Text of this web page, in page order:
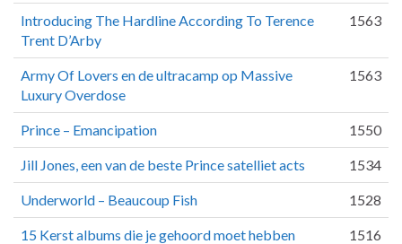
Introducing The Hardline According To Terence
Trent D’Arby
1563
Army Of Lovers en de ultracamp op Massive
Luxury Overdose
1563
Prince – Emancipation 1550
Jill Jones, een van de beste Prince satelliet acts 1534
Underworld – Beaucoup Fish 1528
15 Kerst albums die je gehoord moet hebben 1516